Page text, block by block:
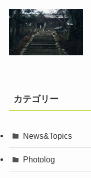
カテゴリー
News&Topics
Photolog